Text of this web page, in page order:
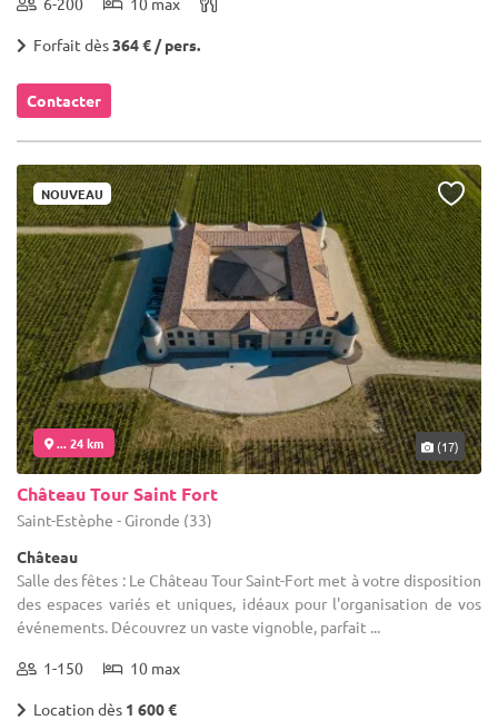
Forfait dès364 € / pers.
Contacter
NOUVEAU
... 24 km (17)
Château Tour Saint Fort
Saint-Estèphe - Gironde (33)
Château
Salle des fêtes : Le Château Tour Saint-Fort met à votre disposition
des espaces variés et uniques, idéaux pour l'organisation de vos
événements. Découvrez un vaste vignoble, parfait ...
1-150 10 max
Location dès 1 600 €